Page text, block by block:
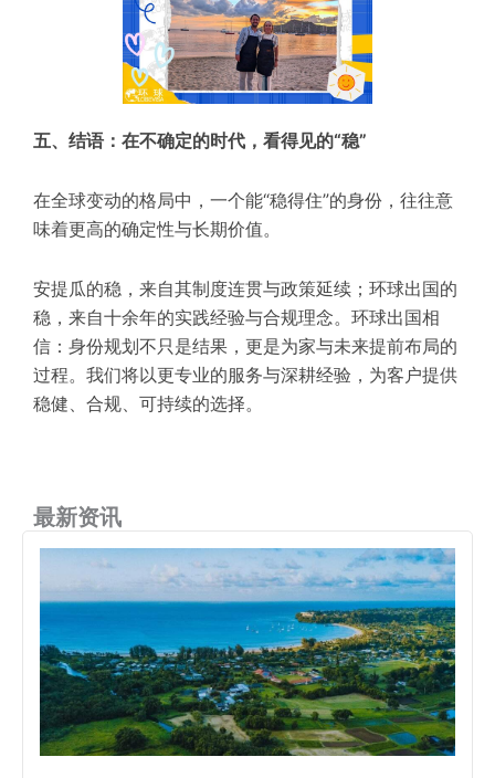
五、结语：在不确定的时代，看得见的“稳”
在全球变动的格局中，一个能“稳得住”的身份，往往意
味着更高的确定性与长期价值。
安提瓜的稳，来自其制度连贯与政策延续；环球出国的
稳，来自十余年的实践经验与合规理念。环球出国相
信：身份规划不只是结果，更是为家与未来提前布局的
过程。我们将以更专业的服务与深耕经验，为客户提供
稳健、合规、可持续的选择。
最新资讯